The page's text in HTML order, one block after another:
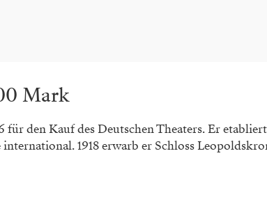
Mark
für den Kauf des Deutschen Theaters. Er
1918 erwarb er Schloss